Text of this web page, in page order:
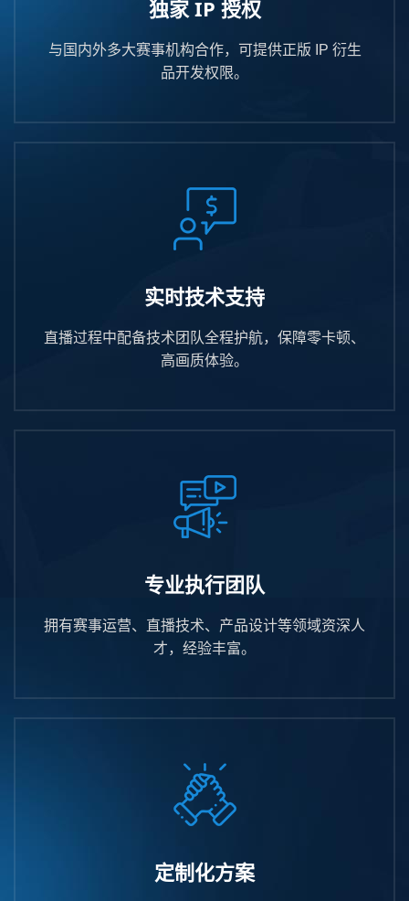
独家 IP 授权
与国内外多大赛事机构合作，可提供正版 IP 衍生
品开发权限。
实时技术支持
直播过程中配备技术团队全程护航，保障零卡顿、
高画质体验。
专业执行团队
拥有赛事运营、直播技术、产品设计等领域资深人
才，经验丰富。
定制化方案